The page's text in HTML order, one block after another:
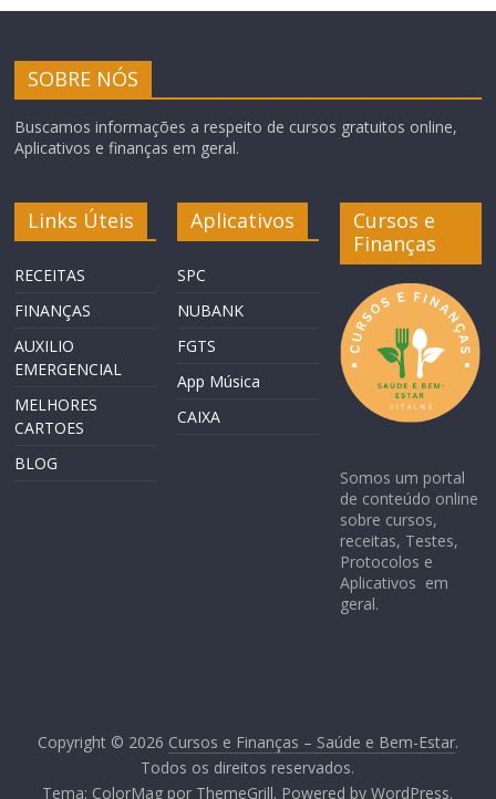
SOBRE NÓS
Buscamos informações a respeito de cursos gratuitos online,
Aplicativos e finanças em geral.
Links Úteis
RECEITAS
FINANÇAS
AUXILIO
EMERGENCIAL
MELHORES
CARTOES
BLOG
Aplicativos
SPC
NUBANK
FGTS
App Música
CAIXA
Cursos e
Finanças
Somos um portal
de conteúdo online
sobre cursos,
receitas, Testes,
Protocolos e
Aplicativos em
geral.
Copyright © 2026 Cursos e Finanças – Saúde e Bem-Estar.
Todos os direitos reservados.
Tema: ColorMag por ThemeGrill. Powered byWordPress.